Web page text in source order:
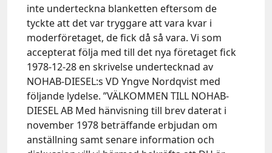
inte underteckna blanketten eftersom de
tyckte att det var tryggare att vara kvar i
moderföretaget, de fick då så vara. Vi som
accepterat följa med till det nya företaget fick
1978-12-28 en skrivelse undertecknad av
NOHAB-DIESEL:s VD Yngve Nordqvist med
följande lydelse. ”VÄLKOMMEN TILL NOHAB-
DIESEL AB Med hänvisning till brev daterat i
november 1978 beträffande erbjudan om
anställning samt senare information och